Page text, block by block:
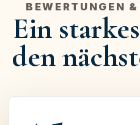
BEWERTUNGEN
Ein
den